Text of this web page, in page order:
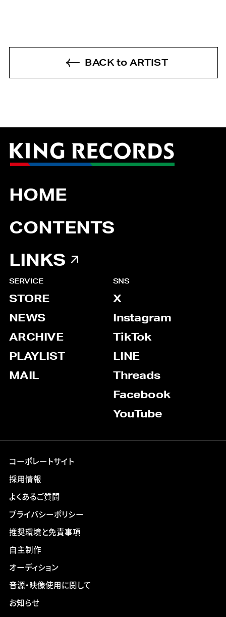
BACK to ARTIST
HOME
CONTENTS
LINKS
SERVICE
STORE
NEWS
ARCHIVE
PLAYLIST
MAIL
SNS
X
Instagram
TikTok
LINE
Threads
Facebook
YouTube
コーポレートサイト
採用情報
よくあるご質問
プライバシーポリシー
推奨環境と免責事項
自主制作
オーディション
音源・映像使用に関して
お知らせ